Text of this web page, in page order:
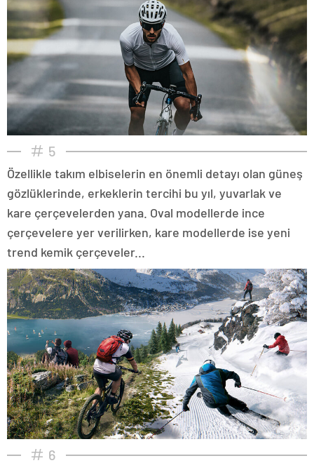
5
Özellikle takım elbiselerin en önemli detayı olan güneş
gözlüklerinde, erkeklerin tercihi bu yıl, yuvarlak ve
kare çerçevelerden yana. Oval modellerde ince
çerçevelere yer verilirken, kare modellerde ise yeni
trend kemik çerçeveler...
6